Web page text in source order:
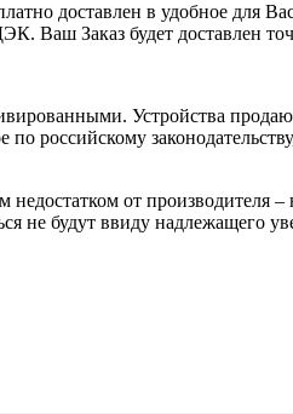
доставлен в удобное для
Ваш Заказ будет доставлен
Устройства
российскому
от производителя
не будут ввиду надлежащего